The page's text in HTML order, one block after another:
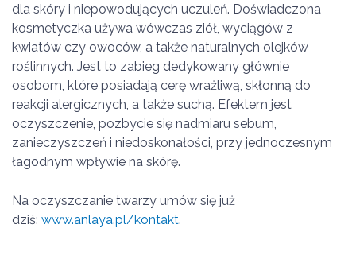
dla skóry i niepowodujących uczuleń. Doświadczona
kosmetyczka używa wówczas ziół, wyciągów z
kwiatów czy owoców, a także naturalnych olejków
roślinnych. Jest to zabieg dedykowany głównie
osobom, które posiadają cerę wrażliwą, skłonną do
reakcji alergicznych, a także suchą. Efektem jest
oczyszczenie, pozbycie się nadmiaru sebum,
zanieczyszczeń i niedoskonałości, przy jednoczesnym
łagodnym wpływie na skórę.
Na oczyszczanie twarzy umów się już
dziś: www.anlaya.pl/kontakt.